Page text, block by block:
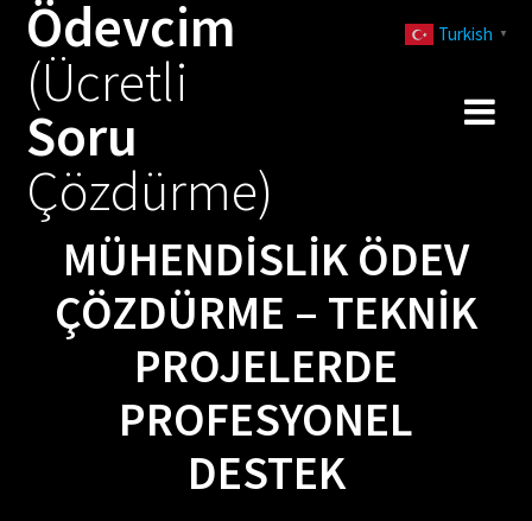
Ödevcim
(Ücretli
Soru
Çözdürme)
MÜHENDISLIK ÖDEV
ÇÖZDÜRME – TEKNIK
PROJELERDE
PROFESYONEL
DESTEK
Turkish ▼